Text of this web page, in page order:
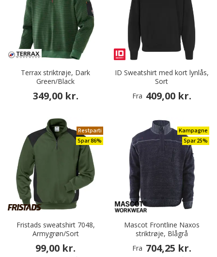
Terrax striktrøje, Dark
Green/Black
349,00 kr.
ID Sweatshirt med kort lynlås,
Sort
Fra 409,00 kr.
Restparti
Spar 86%
Fristads sweatshirt 7048,
Armygrøn/Sort
99,00 kr.
Kampagne
Spar 25%
Mascot Frontline Naxos
striktrøje, Blågrå
Fra 704,25 kr.